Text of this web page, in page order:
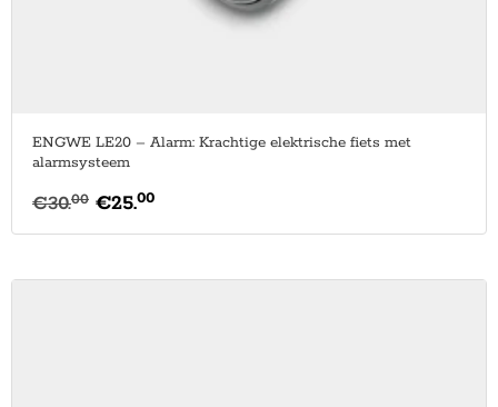
ENGWE LE20 – Alarm: Krachtige elektrische fiets met
alarmsysteem
€30.00 €25.00